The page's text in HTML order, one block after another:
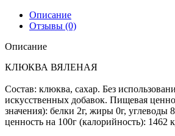
Описание
Отзывы (0)
Описание
КЛЮКВА ВЯЛЕНАЯ
Состав: клюква, сахар. Без
искусственных добавок. Пищевая
значения): белки 2г, жиры 0г, углеводы
ценность на 100г (калорийность): 1462